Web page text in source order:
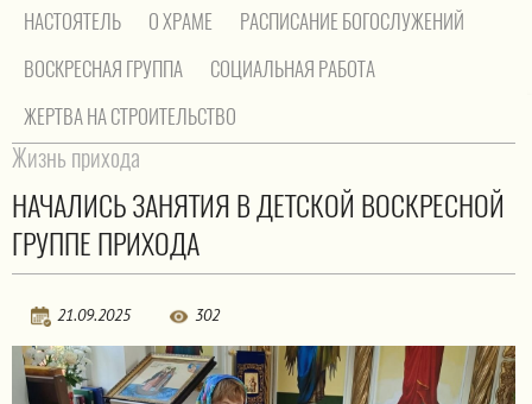
НАСТОЯТЕЛЬ О ХРАМЕ
РАСПИСАНИЕ БОГОСЛУЖЕНИЙ
ВОСКРЕСНАЯ ГРУППА
СОЦИАЛЬНАЯ РАБОТА
ЖЕРТВА НА СТРОИТЕЛЬСТВО
На главную / Жизнь прихода
Жизнь прихода
НАЧАЛИСЬ ЗАНЯТИЯ В ДЕТСКОЙ ВОСКРЕСНОЙ
ГРУППЕ ПРИХОДА
21.09.2025 302